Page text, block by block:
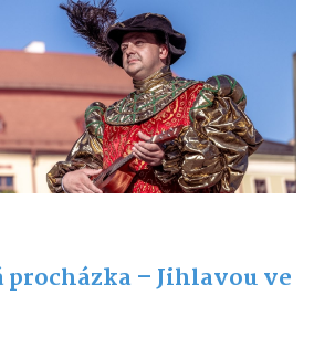
– Jihlavou ve